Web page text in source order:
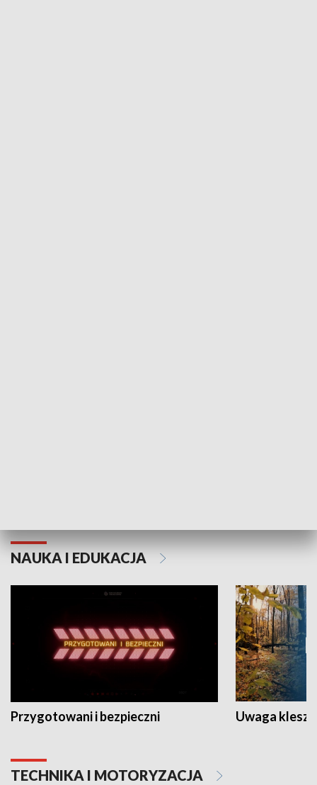
NAUKA I EDUKACJA
Przygotowani i bezpieczni Uwaga
TECHNIKA I MOTORYZACJA